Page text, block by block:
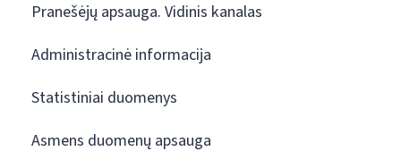
Pranešėjų apsauga. Vidinis kanalas
Administracinė informacija
Statistiniai duomenys
Asmens duomenų apsauga